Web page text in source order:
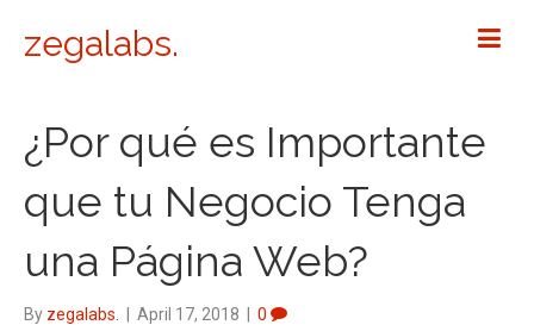
zegalabs.
¿Por qué es Importante
que tu Negocio Tenga
una Página Web?
By zegalabs. April 17, 2018 0